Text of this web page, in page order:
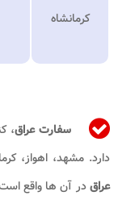
کرمانشاه
سفارت عراق،
دارد. مشهد، اهواز،
عراقدر آن ها واقع